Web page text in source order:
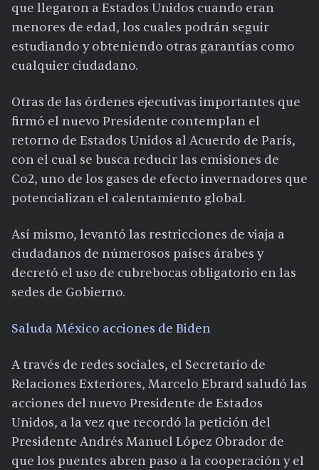
que llegaron a Estados Unidos cuando eran
menores de edad, los cuales podrán seguir
estudiando y obteniendo otras garantías como
cualquier ciudadano.
Otras de las órdenes ejecutivas importantes que
firmó el nuevo Presidente contemplan el
retorno de Estados Unidos al Acuerdo de París,
con el cual se busca reducir las emisiones de
Co2, uno de los gases de efecto invernadores que
potencializan el calentamiento global.
Así mismo, levantó las restricciones de viaja a
ciudadanos de númerosos países árabes y
decretó el uso de cubrebocas obligatorio en las
sedes de Gobierno.
Saluda México acciones de Biden
A través de redes sociales, el Secretario de
Relaciones Exteriores, Marcelo Ebrard saludó las
acciones del nuevo Presidente de Estados
Unidos, a la vez que recordó la petición del
Presidente Andrés Manuel López Obrador de
que los puentes abren paso a la cooperación y el